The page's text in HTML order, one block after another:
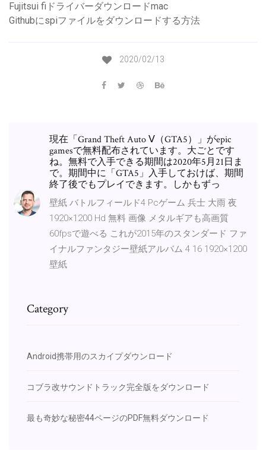
Fujitsui fiドライバーダウンロードmac
Githubにspiファイルをダウンロードする方法
2020/02/13
現在「Grand Theft Auto Ⅴ（GTA5）」がepic
gamesで無料配布されています。大ごとです
ね。無料で入手できる期間は2020年5月21日ま
で。期間中に「GTA5」入手しておけば、期間
終了後でもプレイできます。しかもずっ
壁紙 バトルフィールド4 Pcゲーム 兵士 大雨 夜
1920×1200 Hd 無料 画像 メタルギアも高画質
60fpsで遊べる これが2015年のスタンダード ファ
イナルファンタジー壁紙アルバム 4 16 1920×1200
壁紙
Category
Android携帯用のスカイプダウンロード
コブラ改サウンドトラック完全版をダウンロード
最も奇妙な秘密44ページのPDF無料ダウンロード